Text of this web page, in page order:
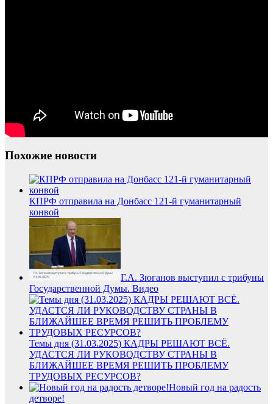
Похожие новости
КПРФ отправила на Донбасс 121-й гуманитарный
конвой
Г.А. Зюганов выступил с трибуны
Государственной Думы. Видео
Темы дня (31.03.2025) КАДРЫ РЕШАЮТ ВСЁ.
УДАСТСЯ ЛИ РУКОВОДСТВУ СТРАНЫ В
БЛИЖАЙШЕЕ ВРЕМЯ РЕШИТЬ ПРОБЛЕМУ
ТРУДОВЫХ РЕСУРСОВ?
Новый год на радость
детворе!